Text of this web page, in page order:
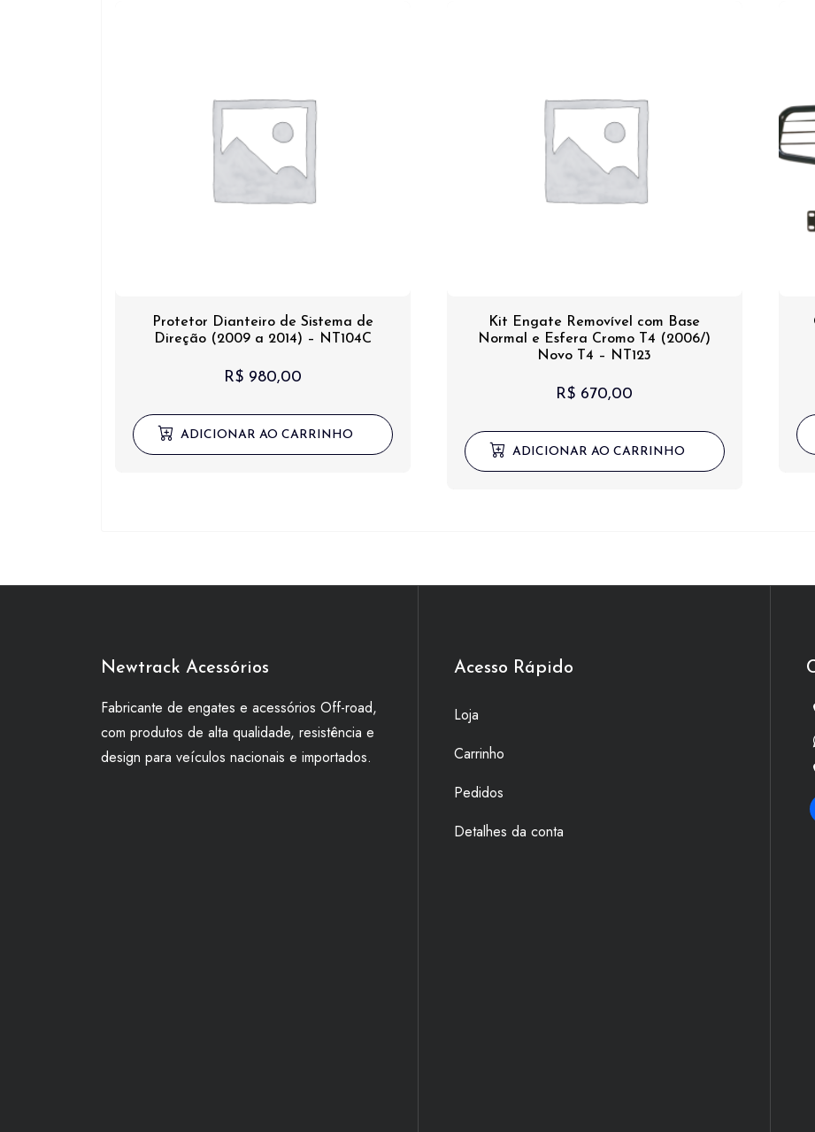
Protetor Dianteiro de Sistema de
Direção (2009 a 2014) – NT104C
R$980,00
ADICIONAR AO CARRINHO
Kit Engate Removível com Base
Normal e Esfera Cromo T4 (2006/)
Novo T4 – NT123
R$ 670,00
ADICIONAR AO CARRINHO
Newtrack Acessórios
Fabricante de engates e acessórios Off-road,
com produtos de alta qualidade, resistência e
design para veículos nacionais e importados.
Acesso Rápido
Loja
Carrinho
Pedidos
Detalhes da conta